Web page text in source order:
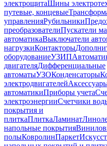
электрощитаШины
путевые, концевые
управленияРубильники
преобразователиПускатели
автоматикаВыключатели
нагрузкиКонтакторы
оборудованиеУЗИП
двигателяДифференциальные
автоматыУЗОКонденсаторы
электродвигателей
автоматикиПриборы учета
электроэнергииСчетчики
покрытия и
плиткаПлиткаЛаминат
напольные покрытия
полыКовролинПаркет